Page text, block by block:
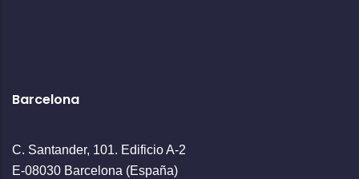
Barcelona
C. Santander, 101. Edificio A-2
E-08030 Barcelona (España)